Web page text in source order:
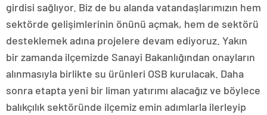
girdisi sağlıyor. Biz de bu alanda vatandaşlarımızın hem
sektörde gelişimlerinin önünü açmak, hem de sektörü
desteklemek adına projelere devam ediyoruz. Yakın
bir zamanda ilçemizde Sanayi Bakanlığından onayların
alınmasıyla birlikte su ürünleri OSB kurulacak. Daha
sonra etapta yeni bir liman yatırımı alacağız ve böylece
balıkçılık sektöründe ilçemiz emin adımlarla ilerleyip